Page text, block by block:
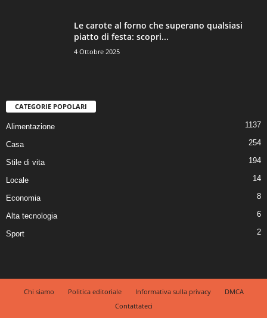
Le carote al forno che superano qualsiasi
piatto di festa: scopri...
4 Ottobre 2025
CATEGORIE POPOLARI
Alimentazione 1137
Casa 254
Stile di vita 194
Locale 14
Economia 8
Alta tecnologia 6
Sport 2
Chi siamo Politica editoriale Informativa sulla privacy
DMCA
Contattateci